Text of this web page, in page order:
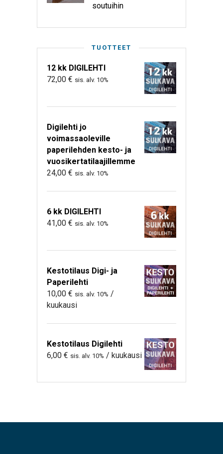
soutuihin
TUOTTEET
12 kk DIGILEHTI
72,00 € sis. alv. 10%
Digilehti jo
voimassaoleville
paperilehden kesto- ja
vuosikertatilaajillemme
24,00 € sis. alv. 10%
6 kk DIGILEHTI
41,00 € sis. alv. 10%
Kestotilaus Digi- ja
Paperilehti
10,00 € sis. alv. 10% /
kuukausi
Kestotilaus Digilehti
6,00 € sis. alv. 10% / kuukausi